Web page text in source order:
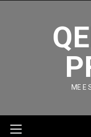
ME E
Menu